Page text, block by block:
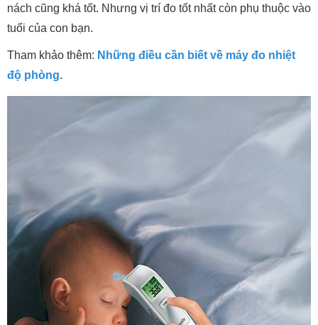
nách cũng khá tốt. Nhưng vị trí đo tốt nhất còn phụ thuộc vào
tuổi của con bạn.
Tham khảo thêm: Những điều cần biết về máy đo nhiệt
độ phòng.